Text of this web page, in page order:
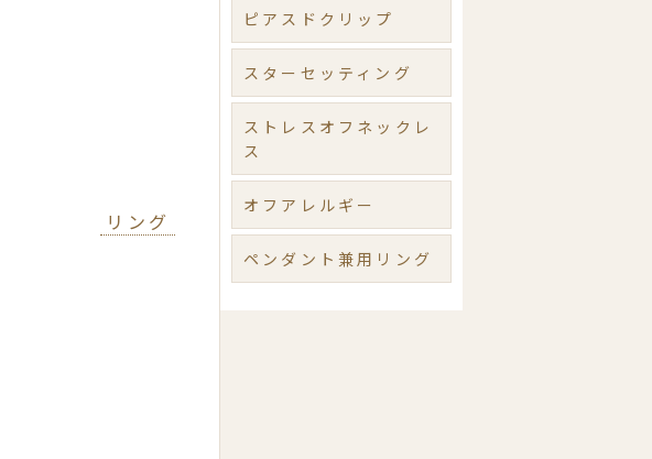
リング
ピアスドクリップ
スターセッティング
ストレスオフネックレ
ス
オフアレルギー
ペンダント兼用リング